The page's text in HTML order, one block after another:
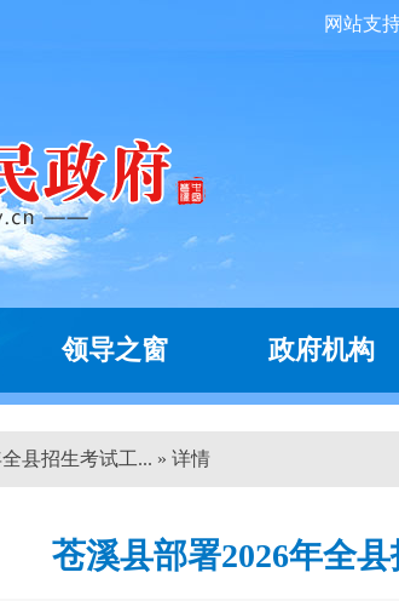
网站支
领导之窗 政府机构
县招生考试工... » 详情
苍溪县部署2026年全